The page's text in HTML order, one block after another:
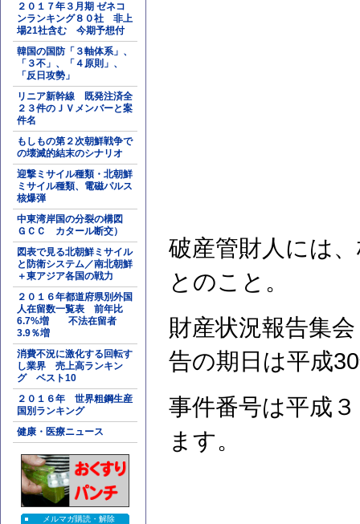
２０１７年３月期 ゼネコ
ンランキング８０社 非上
場21社含む 今期予想付
韓国の国防「３軸体系」、
「３不」、「４原則」、
「反日攻勢」
リニア新幹線 既発注済全
２３件のＪＶメンバーと案
件名
もしもの第２次朝鮮戦争で
の壊滅的結末のシナリオ
迎撃ミサイル種類・北朝鮮
ミサイル種類、電磁パルス
核爆弾
中東湾岸国の分裂の構図
ＧＣＣ カタール断交）
図表で見る北朝鮮ミサイル
と防衛システム／南北朝鮮
＋東アジア各国の戦力
２０１６年都道府県別外国
人在留数一覧表 前年比
6.7%増 不法在留者
3.9％増
消費不況に激化する回転す
し業界 売上高ランキン
グ ベスト10
２０１６年 世界粗鋼生産
国別ランキング
健康・医療ニュース
メルマガ購読・解除
破産管財人には
とのこと。
財産状況報告集
告の期日は平成
事件番号は平成
ます。